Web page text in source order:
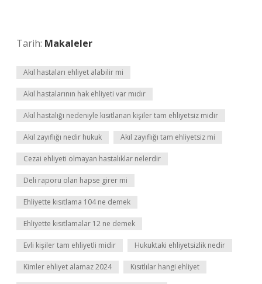
Tarih: Makaleler
Akıl hastaları ehliyet alabilir mi
Akıl hastalarının hak ehliyeti var mıdır
Akıl hastalığı nedeniyle kısıtlanan kişiler tam ehliyetsiz midir
Akıl zayıflığı nedir hukuk Akıl zayıflığı tam ehliyetsiz mi
Cezai ehliyeti olmayan hastalıklar nelerdir
Deli raporu olan hapse girer mi
Ehliyette kısıtlama 104 ne demek
Ehliyette kısıtlamalar 12 ne demek
Evli kişiler tam ehliyetli midir Hukuktaki ehliyetsizlik nedir
Kimler ehliyet alamaz 2024 Kısıtlılar hangi ehliyet